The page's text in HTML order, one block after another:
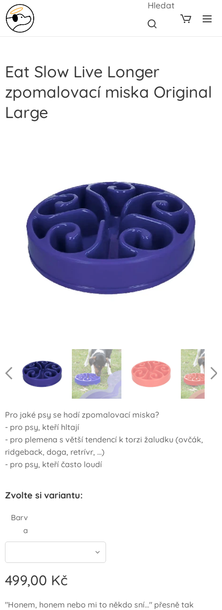
Hledat
Eat Slow Live Longer
zpomalovací miska Original
Large
Pro jaké psy se hodí zpomalovací miska?
- pro psy, kteří hltají
- pro plemena s větší tendencí k torzi žaludku (ovčák,
ridgeback, doga, retrívr, …)
- pro psy, kteří často loudí
Zvolte si variantu:
Barv
a
499,00 Kč
"Honem, honem nebo mi to někdo sní..." přesně tak